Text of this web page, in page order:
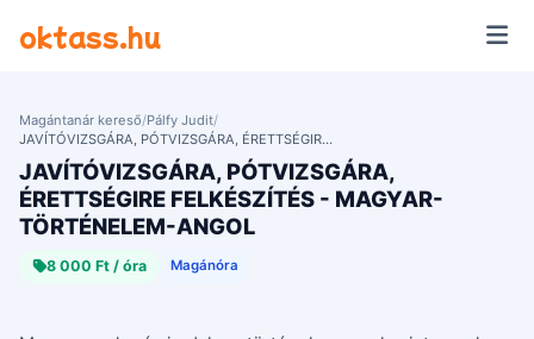
oktass.hu
Magántanár kereső/Pálfy Judit/
JAVÍTÓVIZSGÁRA, PÓTVIZSGÁRA, ÉRETTSÉGIRE FELKÉSZÍTÉS - MAGYAR-TÖRTÉNELEM-ANGOL
JAVÍTÓVIZSGÁRA, PÓTVIZSGÁRA,
ÉRETTSÉGIRE FELKÉSZÍTÉS - MAGYAR-
TÖRTÉNELEM-ANGOL
8 000 Ft / óra Magánóra